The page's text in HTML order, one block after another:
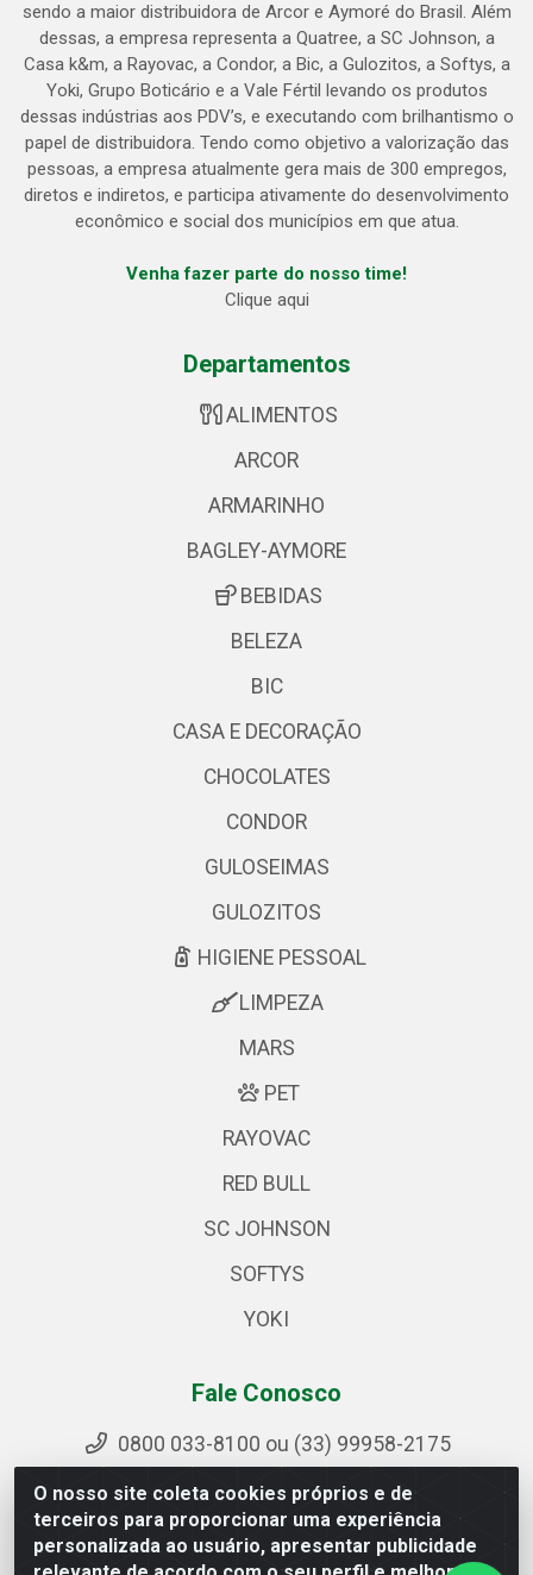
O nosso site coleta cookies próprios e de
terceiros para proporcionar uma experiência
personalizada ao usuário, apresentar publicidade
sendo a maior distribuidora de Arcor e Aymoré do Brasil. Além
dessas, a empresa representa a Quatree, a SC Johnson, a
Casa k&m, a Rayovac, a Condor, a Bic, a Gulozitos, a Softys, a
Yoki, Grupo Boticário e a Vale Fértil levando os produtos
dessas indústrias aos PDV’s, e executando com brilhantismo o
papel de distribuidora. Tendo como objetivo a valorização das
pessoas, a empresa atualmente gera mais de 300 empregos,
diretos e indiretos, e participa ativamente do desenvolvimento
econômico e social dos municípios em que atua.
Venha fazer parte do nosso time!
Clique aqui
Departamentos
ALIMENTOS
ARCOR
ARMARINHO
BAGLEY-AYMORE
BEBIDAS
BELEZA
BIC
CASA E DECORAÇÃO
CHOCOLATES
CONDOR
GULOSEIMAS
GULOZITOS
HIGIENE PESSOAL
LIMPEZA
MARS
PET
RAYOVAC
RED BULL
SC JOHNSON
SOFTYS
YOKI
Fale Conosco
0800 033-8100 ou (33) 99958-2175
sac@ipirangamg.com.br
Acompanhe nossas publicações